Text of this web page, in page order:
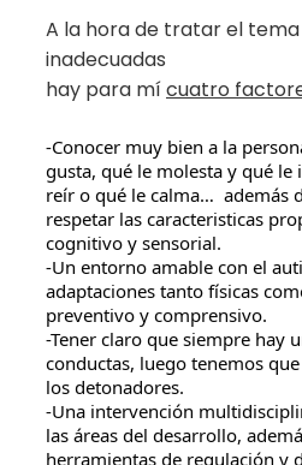
A la hora de tratar el
inadecuadas
hay para mícuatro
-Conocer muy bien a la
gusta, qué le molesta y qué le
reír o qué le calma…  además
respetar las caracteristicas
cognitivo y sensorial.
-Un entorno amable con el
adaptaciones tanto físicas
preventivo y comprensivo.
-Tener claro que siempre hay
conductas, luego tenemos
los detonadores.
-Una intervención
las áreas del desarrollo,
herramientas de regulación y